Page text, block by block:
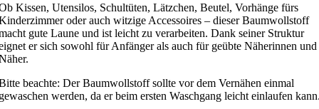
Kissen, Utensilos, Schultüten, Lätzchen, Beutel, Vorhänge fürs
oder auch witzige Accessoires – dieser Baumwollstoff
gute Laune und ist leicht zu verarbeiten. Dank seiner Struktur
er sich sowohl für Anfänger als auch für geübte Näherinnen und
beachte: Der Baumwollstoff sollte vor dem Vernähen einmal
werden, da er beim ersten Waschgang leicht einlaufen